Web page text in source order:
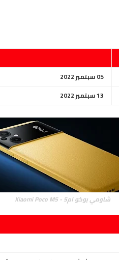
05 سبتمبر 2022
13 سبتمبر 2022
شاومي بوكو ام5 - Xiaomi Poco M5